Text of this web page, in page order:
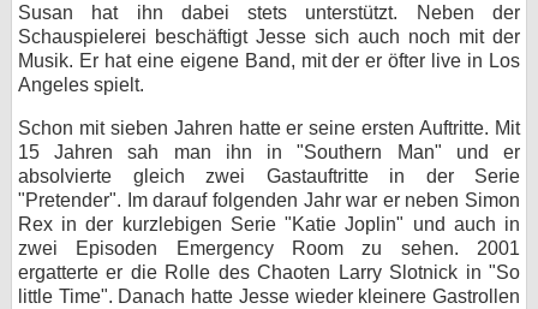
Susan hat ihn dabei stets unterstützt. Neben der
Schauspielerei beschäftigt Jesse sich auch noch mit der
Musik. Er hat eine eigene Band, mit der er öfter live in Los
Angeles spielt.
Schon mit sieben Jahren hatte er seine ersten Auftritte. Mit
15 Jahren sah man ihn in "Southern Man" und er
absolvierte gleich zwei Gastauftritte in der Serie
"Pretender". Im darauf folgenden Jahr war er neben Simon
Rex in der kurzlebigen Serie "Katie Joplin" und auch in
zwei Episoden Emergency Room zu sehen. 2001
ergatterte er die Rolle des Chaoten Larry Slotnick in "So
little Time". Danach hatte Jesse wieder kleinere Gastrollen
SERVICE
Gewinnspiele
bei X
bei Facebook
Kontakt